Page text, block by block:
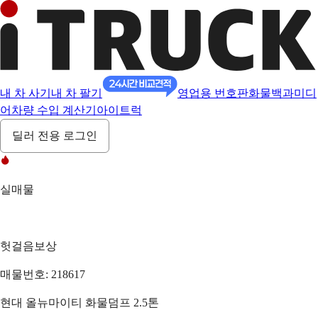
내 차 사기 내 차 팔기 영업용 번호판화물백과미디
어 차량 수입 계산기 아이트럭
딜러 전용 로그인
실매물
헛걸음보상
매물번호: 218617
현대 올뉴마이티 화물덤프 2.5톤